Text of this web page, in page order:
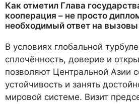
Как отметил Глава
кооперация – не просто
необходимый ответ на
В условиях глобальной
сплочённость, доверие и
позволяют Центральной Азии
устойчивость и занять
мировой системе. Визит